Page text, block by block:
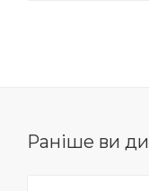
Раніше ви